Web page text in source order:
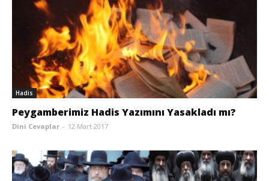
Hadis
Peygamberimiz Hadis Yazımını Yasakladı mı?
Dini Cevaplar - 12 Mart 2017